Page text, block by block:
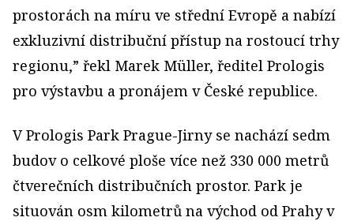
prostorách na míru ve střední Evropě a nabízí
exkluzivní distribuční přístup na rostoucí trhy
regionu,” řekl Marek Müller, ředitel Prologis
pro výstavbu a pronájem v České republice.
V Prologis Park Prague-Jirny se nachází sedm
budov o celkové ploše více než 330 000 metrů
čtverečních distribučních prostor. Park je
situován osm kilometrů na východ od Prahy v